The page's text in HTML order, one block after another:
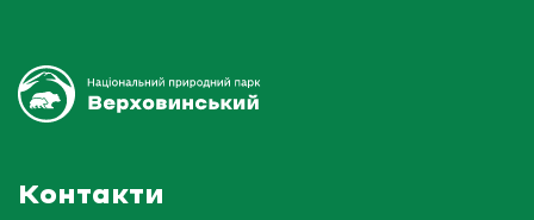
Контакти